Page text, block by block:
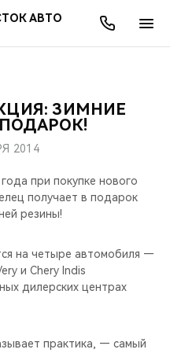
АВТО
ЗИМНИЕ
2014
при покупке нового
получает в подарок
резины!
на четыре автомобиля —
и Chery Indis
дилерских центрах
практика, — самый